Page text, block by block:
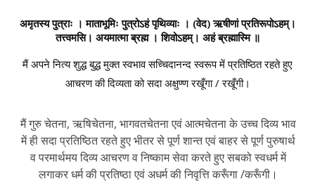
अमृतस्य पुत्राः । माताभूमिः पुत्रोऽहं पृथिव्याः । (वेद) ऋषीणां प्रतिरूपोऽहम्।
तत्त्वमसि। अयमात्मा ब्रह्म । शिवोऽहम्। अहं ब्रह्मास्मि ॥
मैं अपने नित्य शुद्ध बुद्ध मुक्त स्वभाव सच्चिदानन्द स्वरूप में प्रतिष्ठित रहते हुए
आचरण की दिव्यता को सदा अक्षुण्ण रखूँगा / रखूँगी।
मैं गुरु चेतना, ऋषिचेतना, भागवतचेतना एवं आत्मचेतना के उच्च दिव्य भाव
में ही सदा प्रतिष्ठित रहते हुए भीतर से पूर्ण शान्त एवं बाहर से पूर्ण पुरुषार्थ
व परमार्थमय दिव्य आचरण व निष्काम सेवा करते हुए सबको स्वधर्म में
लगाकर धर्म की प्रतिष्ठा एवं अधर्म की निवृत्ति करूँगा /करूँगी।